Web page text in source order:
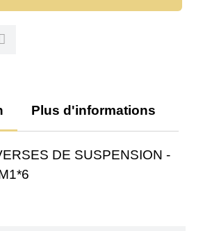
Plus d'informations
DE SUSPENSION -